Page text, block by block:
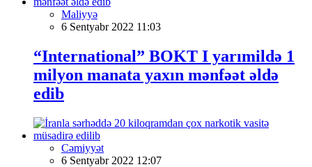
Maliyyə
6 Sentyabr 2022 11:03
“International” BOKT I yarımildə 1
milyon manata yaxın mənfəət əldə
edib
Cəmiyyət
6 Sentyabr 2022 12:07